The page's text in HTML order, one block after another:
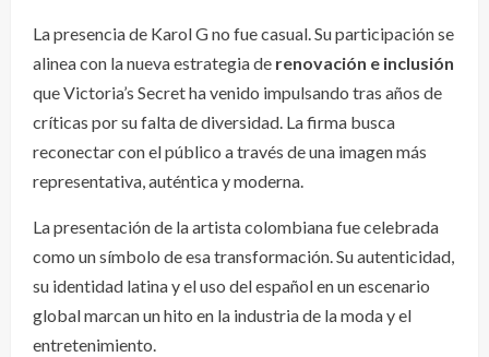
La presencia de Karol G no fue casual. Su participación se
alinea con la nueva estrategia de renovación e inclusión
que Victoria’s Secret ha venido impulsando tras años de
críticas por su falta de diversidad. La firma busca
reconectar con el público a través de una imagen más
representativa, auténtica y moderna.
La presentación de la artista colombiana fue celebrada
como un símbolo de esa transformación. Su autenticidad,
su identidad latina y el uso del español en un escenario
global marcan un hito en la industria de la moda y el
entretenimiento.